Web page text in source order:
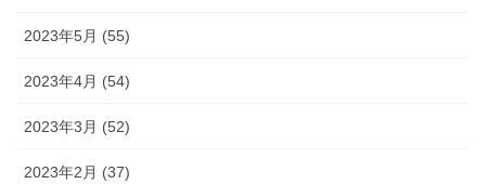
2023年5月 (55)
2023年4月 (54)
2023年3月 (52)
2023年2月 (37)